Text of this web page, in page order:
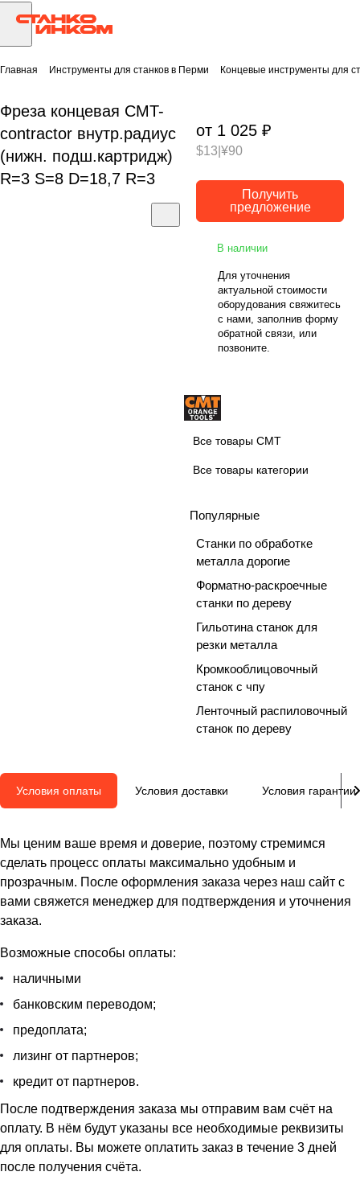
Главная Инструменты для станков в Перми Концевые инструменты для
Фреза концевая CMT-
contractor внутр.радиус
(нижн. подш.картридж)
R=3 S=8 D=18,7 R=3
от 1 025 ₽
$13 ¥90
Получить
предложение
В наличии
Для уточнения
актуальной стоимости
оборудования свяжитесь
с нами, заполнив форму
обратной связи, или
позвоните.
Все товары CMT
Все товары категории
Популярные
Станки по обработке
металла дорогие
Форматно-раскроечные
станки по дереву
Гильотина станок для
резки металла
Кромкооблицовочный
станок с чпу
Ленточный распиловочный
станок по дереву
Условия оплаты Условия доставки Условия гарантии
Мы ценим ваше время и доверие, поэтому стремимся
сделать процесс оплаты максимально удобным и
прозрачным. После оформления заказа через наш сайт с
вами свяжется менеджер для подтверждения и уточнения
заказа.
Возможные способы оплаты:
наличными
банковским переводом;
предоплата;
лизинг от партнеров;
кредит от партнеров.
После подтверждения заказа мы отправим вам счёт на
оплату. В нём будут указаны все необходимые реквизиты
для оплаты. Вы можете оплатить заказ в течение 3 дней
после получения счёта.